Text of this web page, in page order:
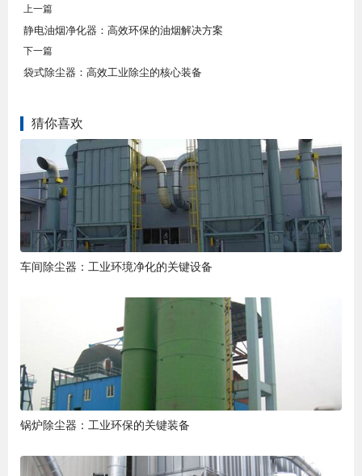
上一篇
静电油烟净化器：高效环保的油烟解决方案
下一篇
袋式除尘器：高效工业除尘的核心装备
猜你喜欢
车间除尘器：工业环境净化的关键设备
锅炉除尘器：工业环保的关键装备